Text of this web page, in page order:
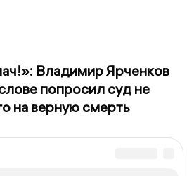
Владимир Ярченков
попросил суд не
на верную смерть